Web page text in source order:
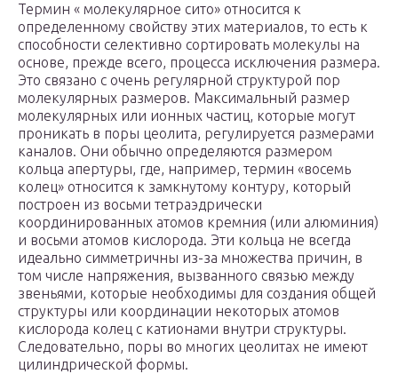
Термин « молекулярное сито» относится к
определенному свойству этих материалов, то есть к
способности селективно сортировать молекулы на
основе, прежде всего, процесса исключения размера.
Это связано с очень регулярной структурой пор
молекулярных размеров. Максимальный размер
молекулярных или ионных частиц, которые могут
проникать в поры цеолита, регулируется размерами
каналов. Они обычно определяются размером
кольца апертуры, где, например, термин «восемь
колец» относится к замкнутому контуру, который
построен из восьми тетраэдрически
координированных атомов кремния (или алюминия)
и восьми атомов кислорода. Эти кольца не всегда
идеально симметричны из-за множества причин, в
том числе напряжения, вызванного связью между
звеньями, которые необходимы для создания общей
структуры или координации некоторых атомов
кислорода колец с катионами внутри структуры.
Следовательно, поры во многих цеолитах не имеют
цилиндрической формы.